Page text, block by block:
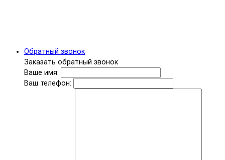
Обратный звонок
Заказать обратный звонок
Ваше имя:
Ваш телефон: